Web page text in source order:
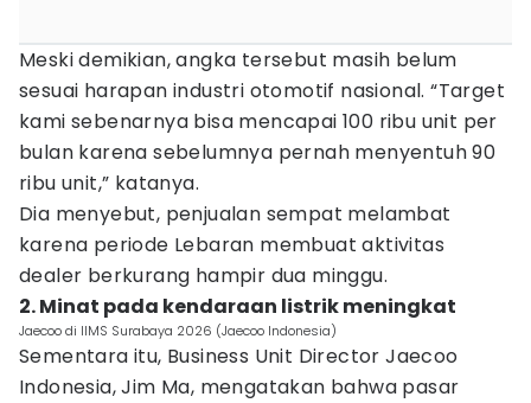
Meski demikian, angka tersebut masih belum
sesuai harapan industri otomotif nasional. “Target
kami sebenarnya bisa mencapai 100 ribu unit per
bulan karena sebelumnya pernah menyentuh 90
ribu unit,” katanya.
Dia menyebut, penjualan sempat melambat
karena periode Lebaran membuat aktivitas
dealer berkurang hampir dua minggu.
2. Minat pada kendaraan listrik meningkat
Jaecoo di IIMS Surabaya 2026 (Jaecoo Indonesia)
Sementara itu, Business Unit Director Jaecoo
Indonesia, Jim Ma, mengatakan bahwa pasar